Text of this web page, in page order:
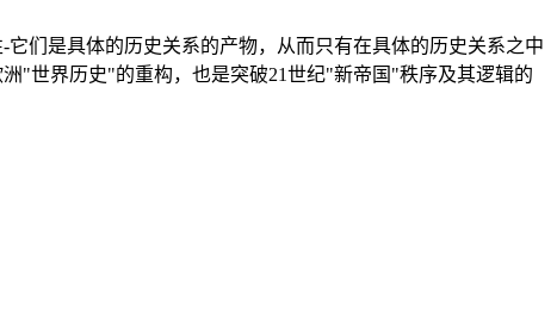
们是具体的历史关系的产物，从而只有在具体的历史关系之中
"世界历史"的重构，也是突破21世纪"新帝国"秩序及其逻辑的